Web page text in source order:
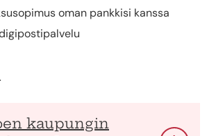
oman pankkisi kanssa
kaupungin